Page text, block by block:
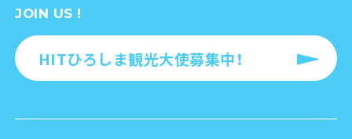
JOIN US !
HITひろしま観光大使募集中！